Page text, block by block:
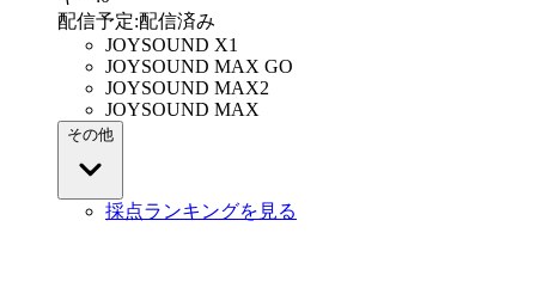
配信予定:配信済み
JOYSOUND X1
JOYSOUND MAX GO
JOYSOUND MAX2
JOYSOUND MAX
その他
採点ランキングを見る